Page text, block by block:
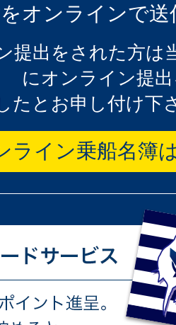
オンラインで
提出をされた方は
にオンライン提
たとお申し付け下
ライン乗船名簿